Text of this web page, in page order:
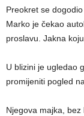
Preokret se
Marko je čekao
proslavu. Jakna
U blizini je ugledao
promijeniti pogled
Njegova majka,